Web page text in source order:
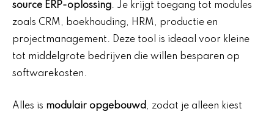
source ERP-oplossing. Je krijgt toegang tot modules
zoals CRM, boekhouding, HRM, productie en
projectmanagement. Deze tool is ideaal voor kleine
tot middelgrote bedrijven die willen besparen op
softwarekosten.
Alles is modulair opgebouwd , zodat je alleen kiest